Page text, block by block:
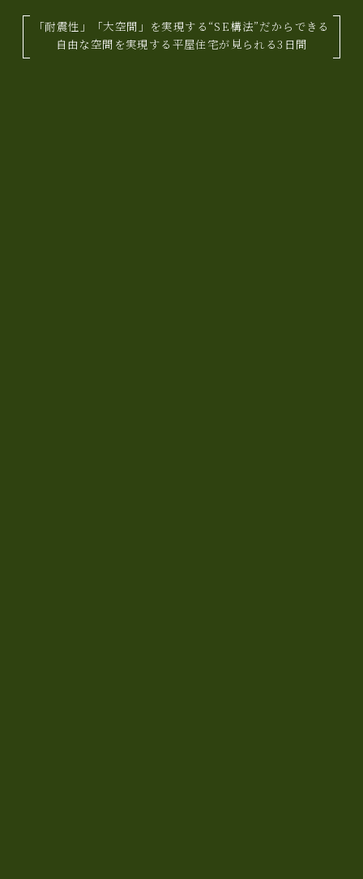
「耐震性」「大空間」を実現する“SE構法”だからできる
自由な空間を実現する平屋住宅が見られる3日間